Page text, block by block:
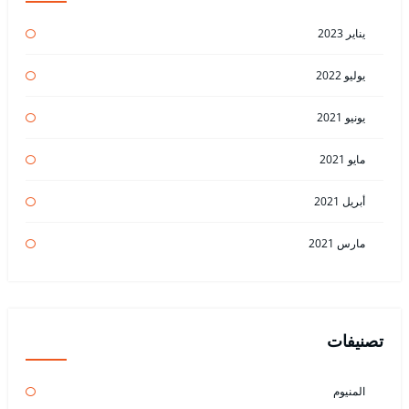
يناير 2023
يوليو 2022
يونيو 2021
مايو 2021
أبريل 2021
مارس 2021
تصنيفات
المنيوم